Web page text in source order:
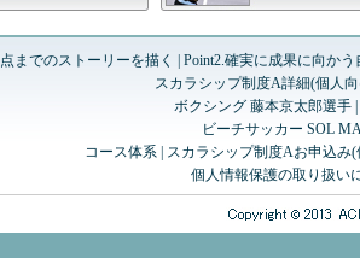
までのストーリーを描く
Point2.確実に成果に向かう
スカラシップ制度A詳細(個人
ボクシング 藤本京太郎選手
ビーチサッカー SOL
コース体系|
スカラシップ制度Aお申込み(
個人情報保護の取り扱い